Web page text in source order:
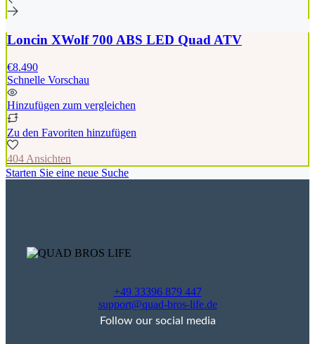
Loncin XWolf 700 ABS LED Quad ATV
€8.490
Schnelle Vorschau
Hinzufügen zum vergleichen
Zu den Favoriten hinzufügen
404 Ansichten
Starten Sie eine neue Suche
+49 33396 879 447
support@quad-bros-life.de
Follow our social media